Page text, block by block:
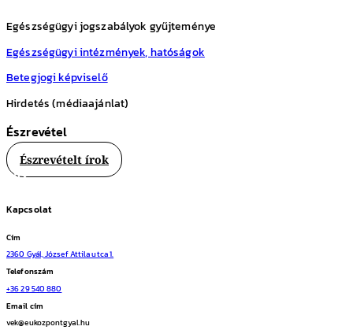
Egészségügyi jogszabályok gyűjteménye
Egészségügyi intézmények, hatóságok
Betegjogi képviselő
Hirdetés (médiaajánlat)
Észrevétel
Észrevételt írok
Kapcsolat
Cím
2360 Gyál, József Attila utca 1.
Telefonszám
+36 29 540 880
Email cím
vek@eukozpontgyal.hu